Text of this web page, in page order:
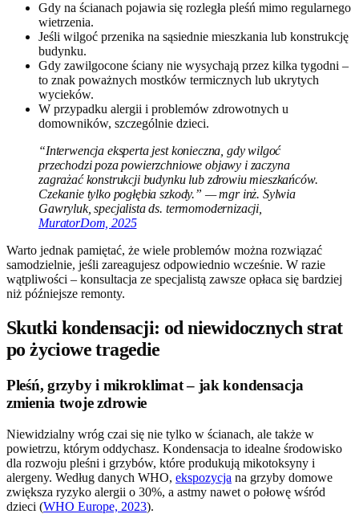
Gdy na ścianach pojawia się rozległa pleśń mimo regularnego
wietrzenia.
Jeśli wilgoć przenika na sąsiednie mieszkania lub konstrukcję
budynku.
Gdy zawilgocone ściany nie wysychają przez kilka tygodni –
to znak poważnych mostków termicznych lub ukrytych
wycieków.
W przypadku alergii i problemów zdrowotnych u
domowników, szczególnie dzieci.
“Interwencja eksperta jest konieczna, gdy wilgoć
przechodzi poza powierzchniowe objawy i zaczyna
zagrażać konstrukcji budynku lub zdrowiu mieszkańców.
Czekanie tylko pogłębia szkody.” — mgr inż. Sylwia
Gawryluk, specjalista ds. termomodernizacji,
MuratorDom, 2025
Warto jednak pamiętać, że wiele problemów można rozwiązać
samodzielnie, jeśli zareagujesz odpowiednio wcześnie. W razie
wątpliwości – konsultacja ze specjalistą zawsze opłaca się bardziej
niż późniejsze remonty.
Skutki kondensacji: od niewidocznych strat
po życiowe tragedie
Pleśń, grzyby i mikroklimat – jak kondensacja
zmienia twoje zdrowie
Niewidzialny wróg czai się nie tylko w ścianach, ale także w
powietrzu, którym oddychasz. Kondensacja to idealne środowisko
dla rozwoju pleśni i grzybów, które produkują mikotoksyny i
alergeny. Według danych WHO, ekspozycja na grzyby domowe
zwiększa ryzyko alergii o 30%, a astmy nawet o połowę wśród
dzieci (WHO Europe, 2023).